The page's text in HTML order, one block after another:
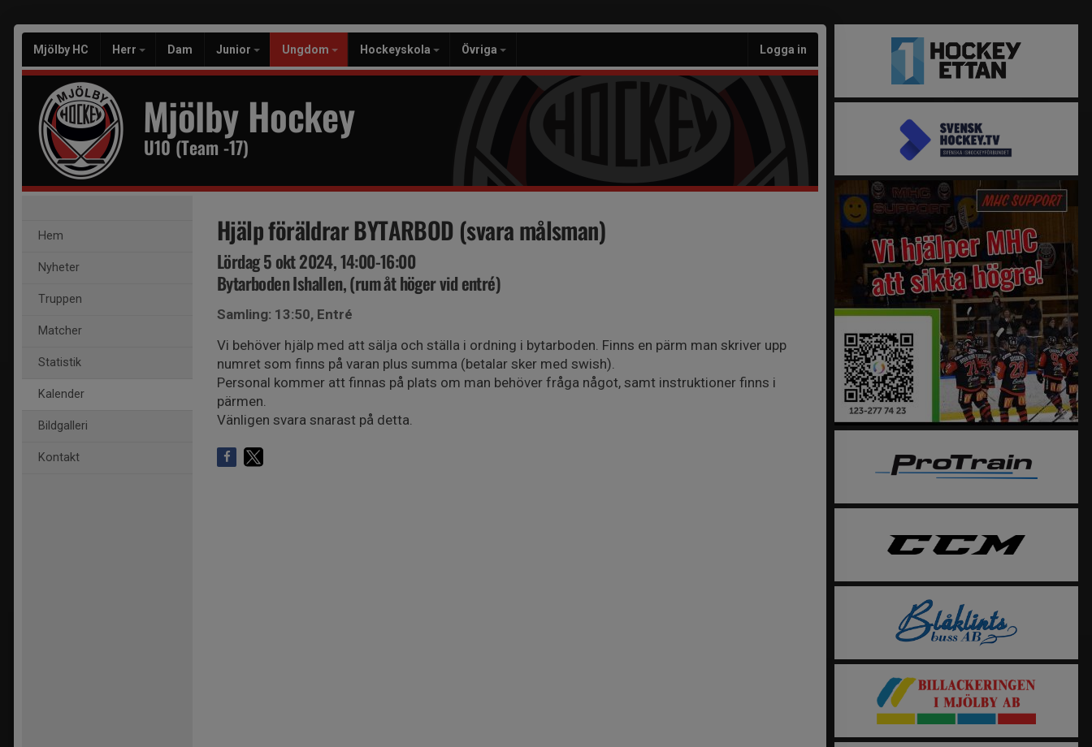
Mjölby HC Herr Dam Junior Ungdom Hockeyskola Övriga Logga in
Mjölby Hockey
U10 (Team -17)
Hem
Nyheter
Truppen
Matcher
Statistik
Kalender
Bildgalleri
Kontakt
Hjälp föräldrar BYTARBOD (svara målsman)
Lördag 5 okt 2024, 14:00-16:00
Bytarboden Ishallen, (rum åt höger vid entré)
Samling: 13:50, Entré
Vi behöver hjälp med att sälja och ställa i ordning i bytarboden. Finns en pärm man skriver upp
numret som finns på varan plus summa (betalar sker med swish).
Personal kommer att finnas på plats om man behöver fråga något, samt instruktioner finns i
pärmen.
Vänligen svara snarast på detta.